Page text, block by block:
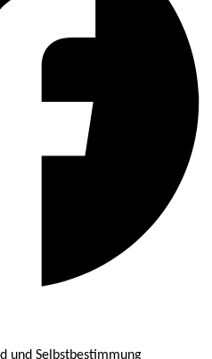
und Selbstbestimmung